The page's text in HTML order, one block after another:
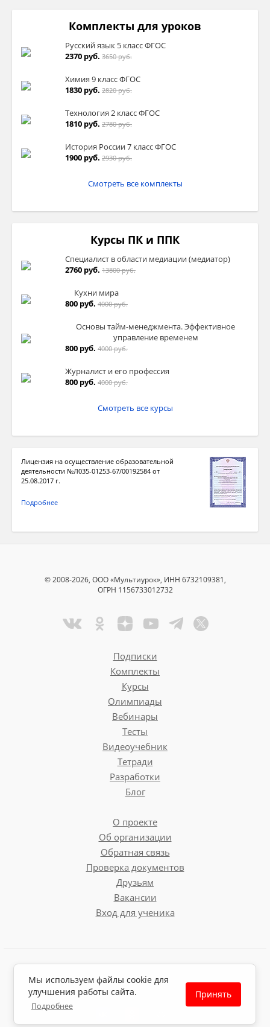
Комплекты для уроков
Русский язык 5 класс ФГОС
2370 руб. 3650 руб.
Химия 9 класс ФГОС
1830 руб. 2820 руб.
Технология 2 класс ФГОС
1810 руб. 2780 руб.
История России 7 класс ФГОС
1900 руб. 2930 руб.
Смотреть все комплекты
Курсы ПК и ППК
Специалист в области медиации (медиатор)
2760 руб. 13800 руб.
Кухни мира
800 руб. 4000 руб.
Основы тайм-менеджмента. Эффективное
управление временем
800 руб. 4000 руб.
Журналист и его профессия
800 руб. 4000 руб.
Смотреть все курсы
Лицензия на осуществление образовательной
деятельности №Л035-01253-67/00192584 от
25.08.2017 г.
Подробнее
© 2008-2026, ООО «Мультиурок», ИНН 6732109381,
ОГРН 1156733012732
Подписки
Комплекты
Курсы
Олимпиады
Вебинары
Тесты
Видеоучебник
Тетради
Разработки
Блог
О проекте
Об организации
Обратная связь
Проверка документов
Друзьям
Вакансии
Вход для ученика
Политика обработки персональных данных
Политика использования файлов cookie
Мы используем файлы cookie для
улучшения работы сайта.
Подробнее
Принять